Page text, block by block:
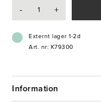
- +
Externt lager 1-2d
Art. nr: K79300
Information